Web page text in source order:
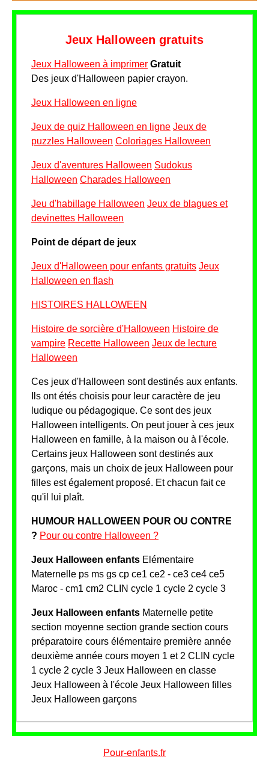
Jeux Halloween gratuits
Jeux Halloween à imprimer Gratuit
Des jeux d'Halloween papier crayon.
Jeux Halloween en ligne
Jeux de quiz Halloween en ligne Jeux de
puzzles Halloween Coloriages Halloween
Jeux d'aventures Halloween Sudokus
Halloween Charades Halloween
Jeu d'habillage Halloween Jeux de blagues et
devinettes Halloween
Point de départ de jeux
Jeux d'Halloween pour enfants gratuits Jeux
Halloween en flash
HISTOIRES HALLOWEEN
Histoire de sorcière d'Halloween Histoire de
vampire Recette Halloween Jeux de lecture
Halloween
Ces jeux d'Halloween sont destinés aux enfants.
Ils ont étés choisis pour leur caractère de jeu
ludique ou pédagogique. Ce sont des jeux
Halloween intelligents. On peut jouer à ces jeux
Halloween en famille, à la maison ou à l'école.
Certains jeux Halloween sont destinés aux
garçons, mais un choix de jeux Halloween pour
filles est également proposé. Et chacun fait ce
qu'il lui plaît.
HUMOUR HALLOWEEN POUR OU CONTRE
? Pour ou contre Halloween ?
Jeux Halloween enfants Elémentaire
Maternelle ps ms gs cp ce1 ce2 - ce3 ce4 ce5
Maroc - cm1 cm2 CLIN cycle 1 cycle 2 cycle 3
Jeux Halloween enfants Maternelle petite
section moyenne section grande section cours
préparatoire cours élémentaire première année
deuxième année cours moyen 1 et 2 CLIN cycle
1 cycle 2 cycle 3 Jeux Halloween en classe
Jeux Halloween à l'école Jeux Halloween filles
Jeux Halloween garçons
Pour-enfants.fr